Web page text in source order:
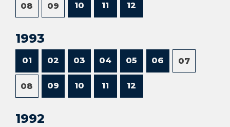
08 09 10 11 12
1993
01 02 03 04 05 06 07
08 09 10 11 12
1992